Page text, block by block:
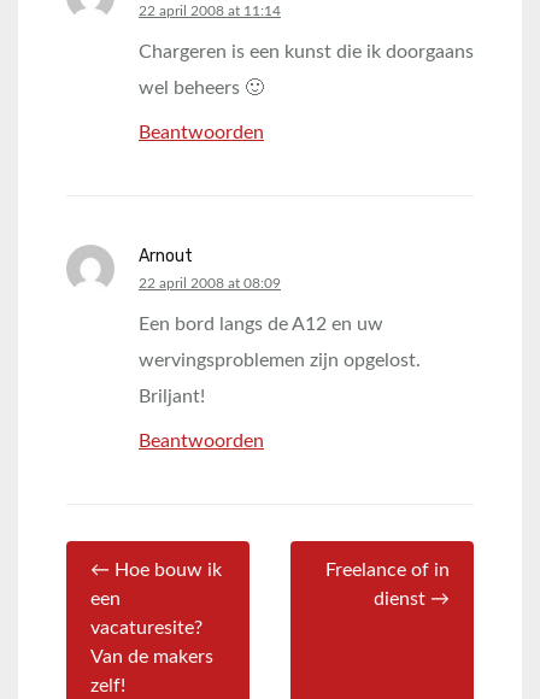
says:
22 april 2008 at 11:14
Chargeren is een kunst die ik doorgaans
wel beheers 🙂
Beantwoorden
Arnout
says:
22 april 2008 at 08:09
Een bord langs de A12 en uw
wervingsproblemen zijn opgelost.
Briljant!
Beantwoorden
← Hoe bouw ik
een
vacaturesite?
Van de makers
zelf!
Freelance of in
dienst →